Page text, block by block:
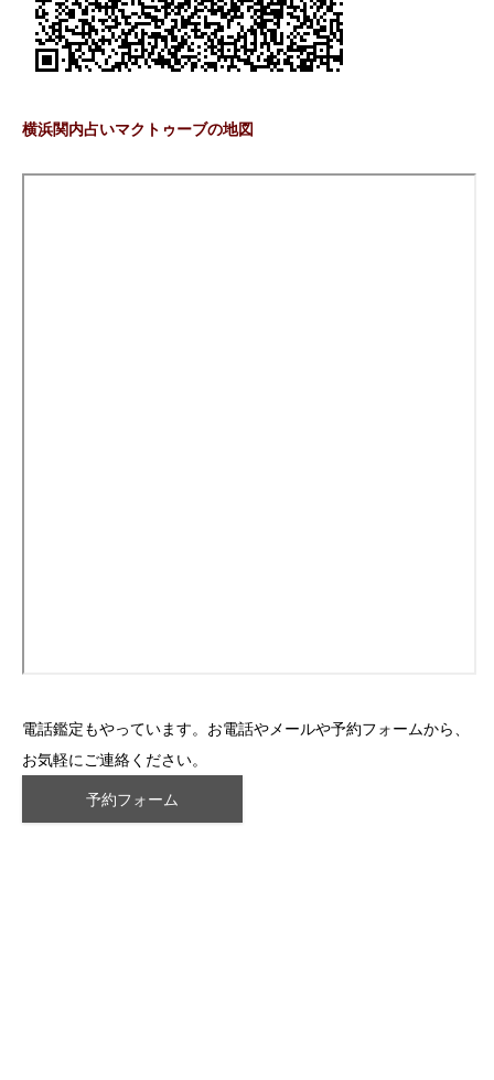
横浜関内占いマクトゥーブの地図
電話鑑定もやっています。お電話やメールや予約フォームから、
お気軽にご連絡ください。
予約フォーム